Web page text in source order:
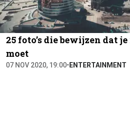
25 foto’s die bewijzen dat
moet
07 NOV 2020, 19:00• ENTERTAINMENT